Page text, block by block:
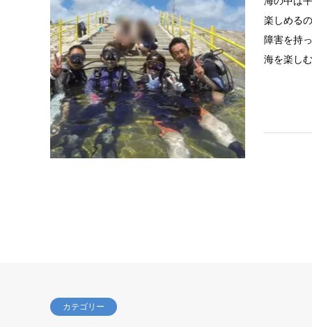
楽しめる
障害を持
海を楽し
カテゴリー